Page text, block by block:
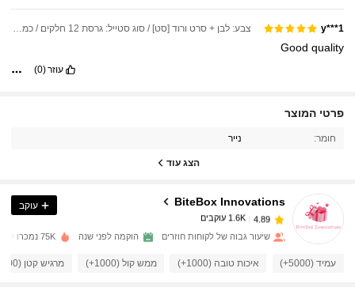
y***1
Good quality
עוזר(0)
פרטי המוצר
חומר: נייר
הצג עוד
BiteBox Innovations
4.89 1.6K עוקבים
4.89 1.6K עוקבים
עוקב
שיעור גבוה של לקוחות חוזרים הוקמה לפני שנה 75K נמכרו לאחרונה
עמיד (5000+) איכות טובה (1000+) ממש קול (1000+) מרגיש קטן (1000+)